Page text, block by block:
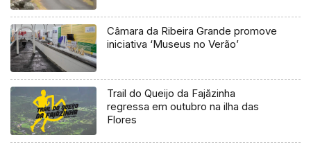
Câmara da Ribeira Grande promove
iniciativa ‘Museus no Verão’
Trail do Queijo da Fajãzinha
regressa em outubro na ilha das
Flores